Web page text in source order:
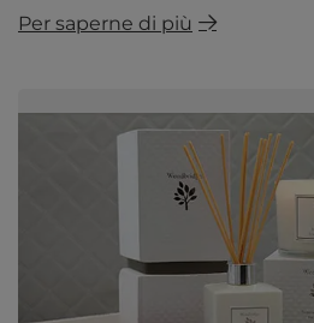
Per saperne di più